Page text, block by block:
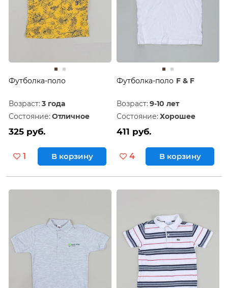
Футболка-поло
Возраст: 3 года
Состояние: Отличное
325 руб.
1 В корзину
Футболка-поло F & F
Возраст: 9-10 лет
Состояние: Хорошее
411 руб.
4 В корзину